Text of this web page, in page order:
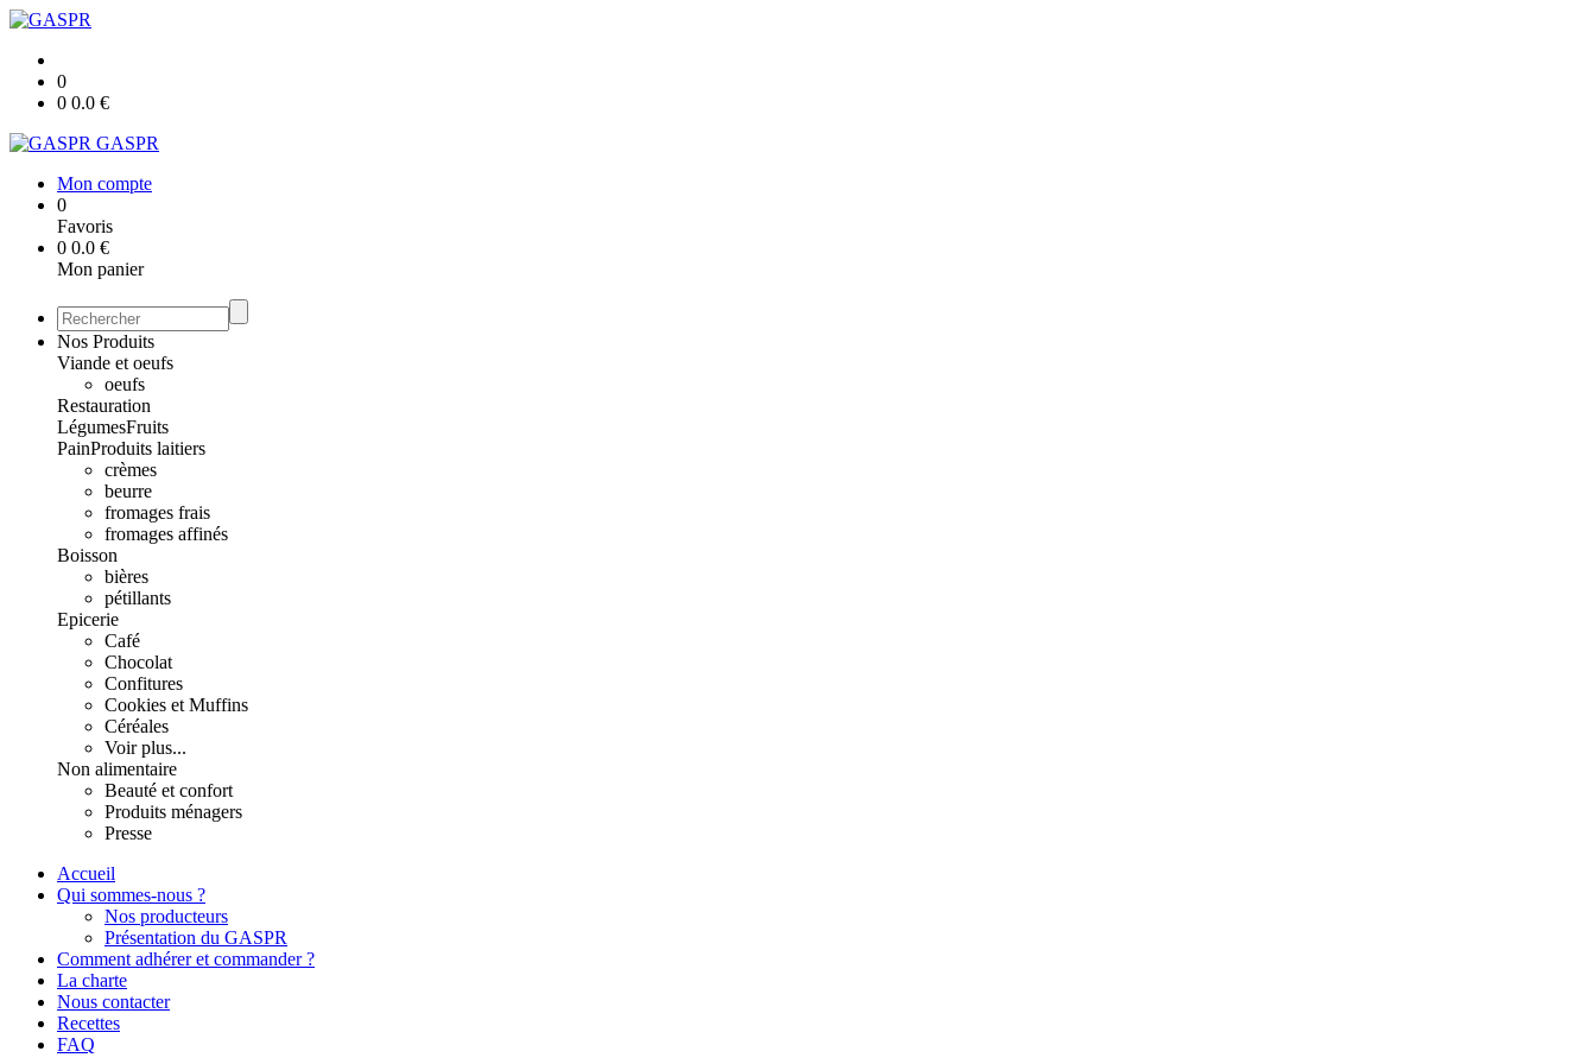
0
0 0.0 €
GASPR
Mon compte
0
Favoris
0 0.0 €
Mon panier
Nos Produits
Viande et oeufs
oeufs
Restauration
LégumesFruits
PainProduits laitiers
crèmes
beurre
fromages frais
fromages affinés
Boisson
bières
pétillants
Epicerie
Café
Chocolat
Confitures
Cookies et Muffins
Céréales
Voir plus...
Non alimentaire
Beauté et confort
Produits ménagers
Presse
Accueil
Qui sommes-nous ?
Nos producteurs
Présentation du GASPR
Comment adhérer et commander ?
La charte
Nous contacter
Recettes
FAQ